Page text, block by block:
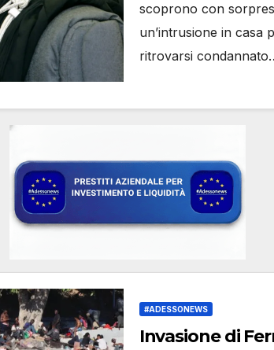
scoprono con
un’intrusione in casa
ritrovarsi
#ADESSONEWS
Invasione di